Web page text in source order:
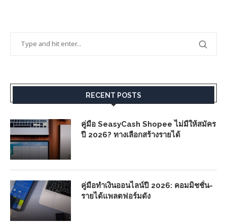
RECENT POSTS
คู่มือ SeasyCash Shopee ไม่มีให้สมัคร
ปี 2026? ทางเลือกสร้างรายได้
คู่มือทำเงินออนไลน์ปี 2026: คอมมิชชั่น-
รายได้แพลตฟอร์มดัง